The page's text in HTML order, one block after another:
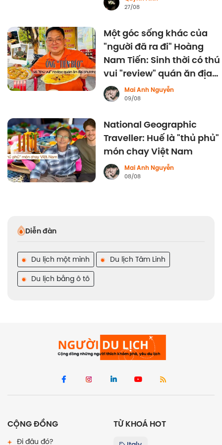
27/08
Một góc sống khác của
"người đã ra đi" Hoàng
Nam Tiến: Sinh thời có thú
vui "review" quán ăn địa
phươngMai Anh Nguyễn
09/08
National Geographic
Traveller: Huế là "thủ phủ"
món chay Việt Nam
Mai Anh Nguyễn
08/08
Diễn đàn
Du lịch một mình
Du lịch Tâm Linh
Du lịch bằng ô tô
CỘNG ĐỒNG
Đi đâu đó?
TỪ KHOÁ HOT